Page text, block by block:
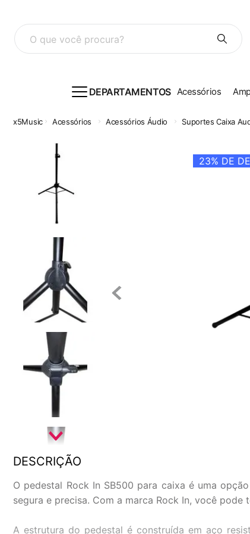
O que você procura?
DEPARTAMENTOS Acessórios
Acessórios Acessórios Áudio Suportes Caixa
23% DE
DESCRIÇÃO
O pedestal Rock In SB500 para caixa é uma
segura e precisa. Com a marca Rock In, você
A estrutura do pedestal é construída em aço